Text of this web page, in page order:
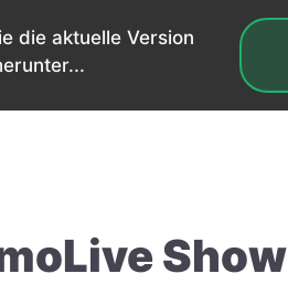
die aktuelle Version
Show